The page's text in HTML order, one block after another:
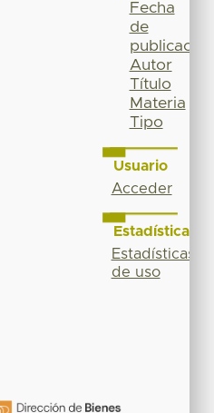
Fecha
de
publicación
Autor
Título
Materia
Tipo
Usuario
Acceder
Estadísticas
Estadísticas
de uso